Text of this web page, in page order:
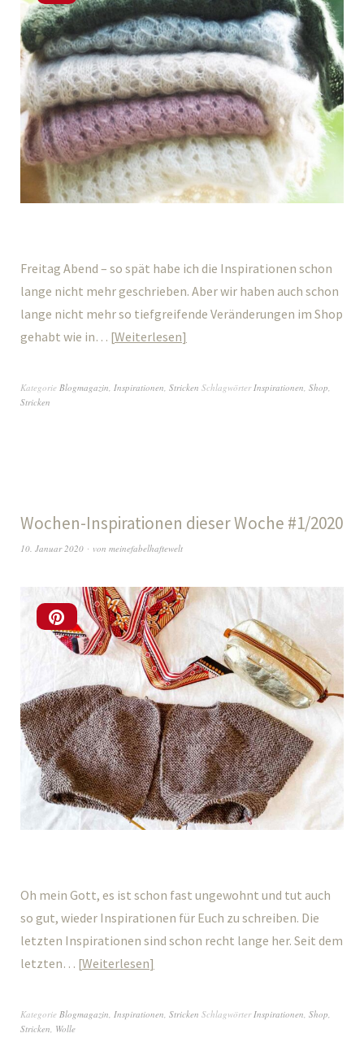
Freitag Abend – so spät habe ich die Inspirationen schon
lange nicht mehr geschrieben. Aber wir haben auch schon
lange nicht mehr so tiefgreifende Veränderungen im Shop
gehabt wie in… Weiterlesen
Kategorie Blogmagazin, Inspirationen, Stricken SchlagwörterInspirationen, Shop,
Stricken
Wochen-Inspirationen dieser Woche #1/2020
10. Januar 2020 von meinefabelhaftewelt
Oh mein Gott, es ist schon fast ungewohnt und tut auch
so gut, wieder Inspirationen für Euch zu schreiben. Die
letzten Inspirationen sind schon recht lange her. Seit dem
letzten… Weiterlesen
Kategorie Blogmagazin Inspirationen Stricken Schlagwörter Inspirationen Shop
Stricken Wolle